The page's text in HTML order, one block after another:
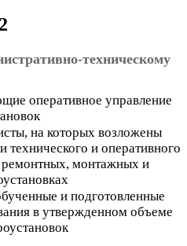
техническому
оперативное управление
на которых возложены
технического и оперативного
монтажных и
и подготовленные
в утвержденном объеме